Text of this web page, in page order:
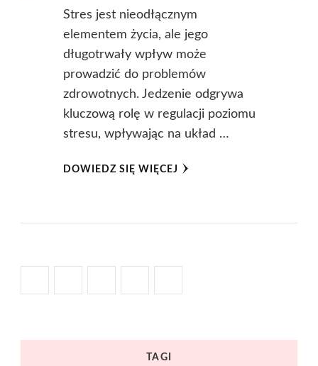
Stres jest nieodłącznym
elementem życia, ale jego
długotrwały wpływ może
prowadzić do problemów
zdrowotnych. Jedzenie odgrywa
kluczową rolę w regulacji poziomu
stresu, wpływając na układ …
DOWIEDZ SIĘ WIĘCEJ
TAGI